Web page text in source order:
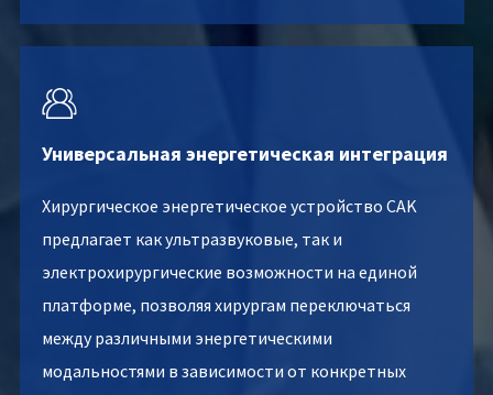

Универсальная энергетическая интеграция
Хирургическое энергетическое устройство CAK
предлагает как ультразвуковые, так и
электрохирургические возможности на единой
платформе, позволяя хирургам переключаться
между различными энергетическими
модальностями в зависимости от конкретных